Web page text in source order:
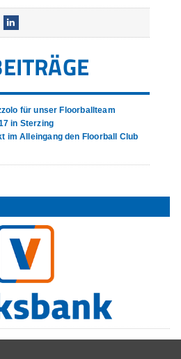
für unser Floorballteam
in Sterzing
im Alleingang den Floorball Club